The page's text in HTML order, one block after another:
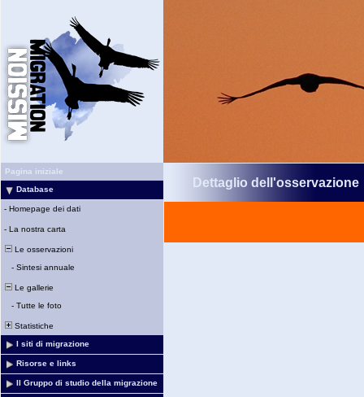
Pagina iniziale
Database
- Homepage dei dati
- La nostra carta
Le osservazioni
- Sintesi annuale
Le gallerie
- Tutte le foto
Statistiche
I siti di migrazione
Risorse e links
Il Gruppo di studio della migrazione
Dettaglio dell'osservazione